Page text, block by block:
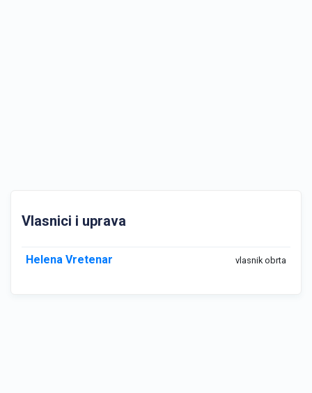
Vlasnici i uprava
Helena Vretenar vlasnik obrta